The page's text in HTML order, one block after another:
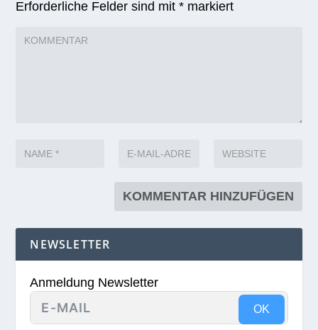
Erforderliche Felder sind mit* markiert
NEWSLETTER
Anmeldung Newsletter
OK